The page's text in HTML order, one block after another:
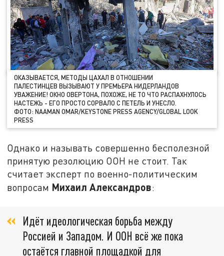
ОКАЗЫВАЕТСЯ, МЕТОДЫ ЦАХАЛ В ОТНОШЕНИИ
ПАЛЕСТИНЦЕВ ВЫЗЫВАЮТ У ПРЕМЬЕРА НИДЕРЛАНДОВ
УВАЖЕНИЕ! ОКНО ОВЕРТОНА, ПОХОЖЕ, НЕ ТО ЧТО РАСПАХНУЛОСЬ
НАСТЕЖЬ - ЕГО ПРОСТО СОРВАЛО С ПЕТЕЛЬ И УНЕСЛО.
ФОТО: NAAMAN OMAR/KEYSTONE PRESS AGENCY/GLOBAL LOOK
PRESS
Однако и называть совершенно бесполезной
принятую резолюцию ООН не стоит. Так
считает эксперт по военно-политическим
вопросам Михаил Александров:
Идёт идеологическая борьба между
Россией и Западом. И ООН всё же пока
остаётся главной площадкой для